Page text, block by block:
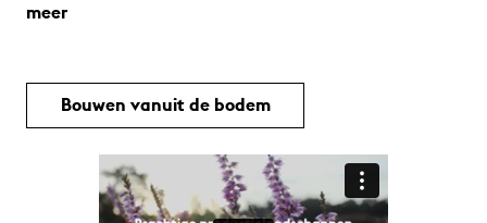
meer
Bouwen vanuit de bodem